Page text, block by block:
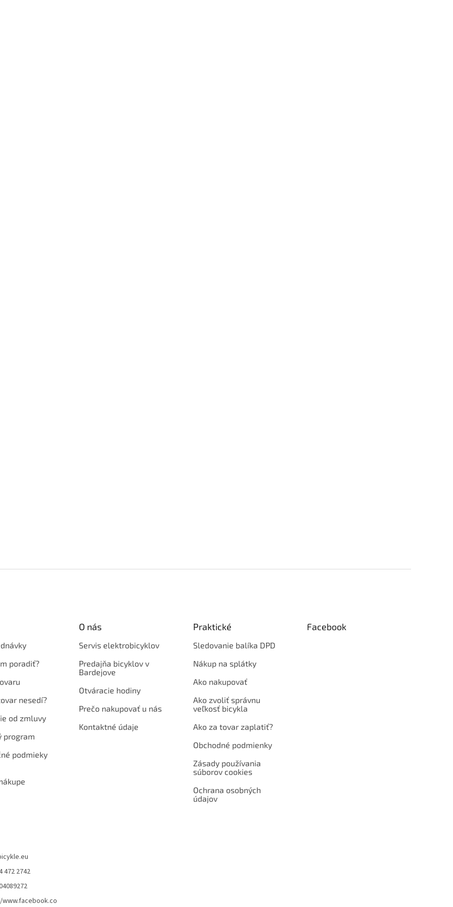
poradiť?
nesedí?
od zmluvy
program
podmieky
O nás
Servis elektrobicyklov
Predajňa bicyklov v
Bardejove
Otváracie hodiny
Prečo nakupovať u nás
Kontaktné údaje
Praktické
Sledovanie balíka DPD
Nákup na splátky
Ako nakupovať
Ako zvoliť správnu
veľkosť bicykla
Ako za tovar zaplatiť?
Obchodné podmienky
Zásady používania
súborov cookies
Ochrana osobných
údajov
Facebook
472 2742